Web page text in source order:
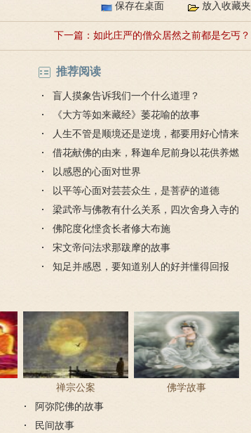
保存在桌面 放入收藏夹
下一篇： 如此庄严的僧众居然之前都是乞丐？
推荐阅读
盲人摸象告诉我们一个什么道理？
《大方等如来藏经》萎花喻的故事
人生不管是顺境还是逆境，都要用好心情来
对待
借花献佛的由来，释迦牟尼前身以花供养燃
灯佛
以感恩的心面对世界
以平等心面对芸芸众生，是菩萨的道德
梁武帝与佛教有什么关系，四次舍身入寺的
是哪个寺？
佛陀度化悭贪长者修大布施
宋文帝问法求那跋摩的故事
知足并感恩，要知道别人的好并懂得回报
禅宗公案
佛学故事
阿弥陀佛的故事
民间故事